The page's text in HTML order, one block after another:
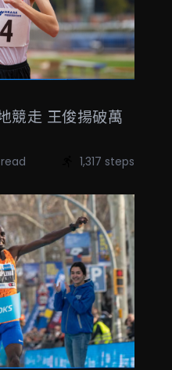
競走 王俊揚破萬
1,317 steps